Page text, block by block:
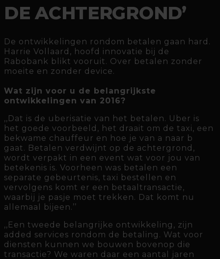
DE ACHTERGROND’
De ontwikkelingen rondom betalen gaan hard.
Harrie Vollaard, hoofd innovatie bij de
Rabobank blikt vooruit. Over betalen zonder
moeite en zonder device.
Wat zijn voor u de belangrijkste
ontwikkelingen van 2016?
,,Dat is de uberisatie van het betalen. Uber is
het goede voorbeeld, het draait om de taxi, een
bekwame chauffeur en hoe je van a naar b
gaat. Betalen verdwijnt op de achtergrond,
wordt verpakt in een event wat voor jou van
betekenis is. Voorheen was betalen een
separate gebeurtenis, taxi bestellen en
vervolgens komt er een betaaltransactie,
waarbij je pasje moet trekken. Dat komt nu
allemaal bijeen.’’
,,Een tweede belangrijke ontwikkeling, zijn
added services rondom de betaling. Wat voor
diensten kunnen we bouwen bovenop die
transactie? We waren daar een aantal jaren